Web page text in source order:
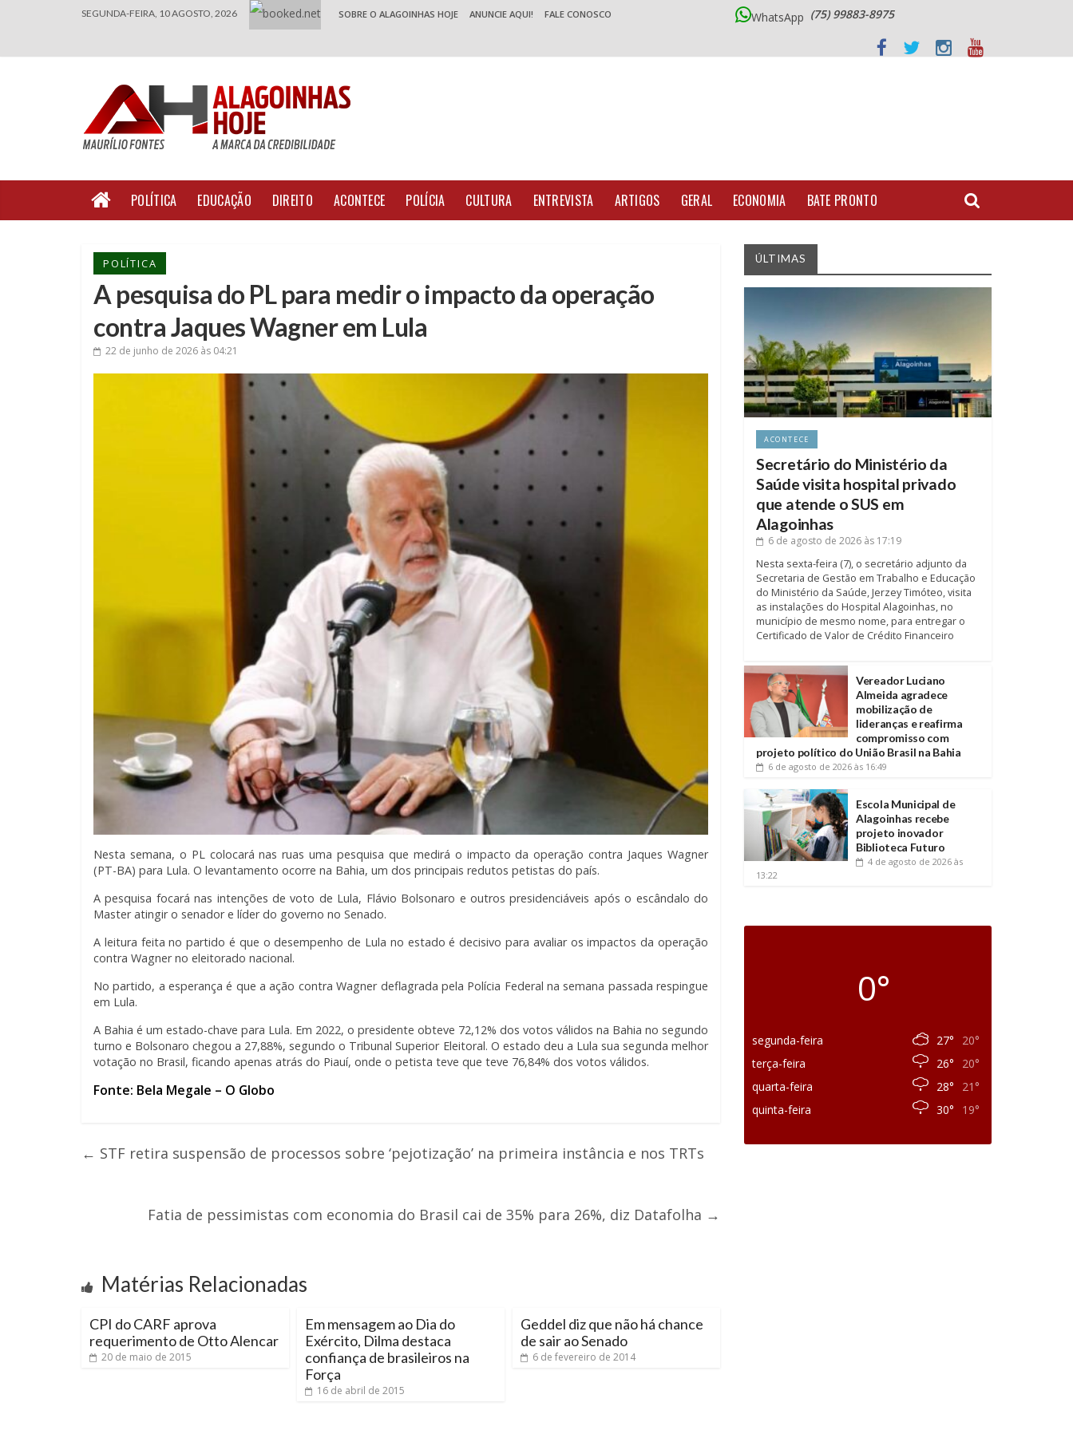
SEGUNDA-FEIRA, 10 AGOSTO, 2026 SOBRE O ALAGOINHAS HOJE ANUNCIE AQUI! FALE CONOSCO WhatsApp (75) 99883-8975
POLÍTICA EDUCAÇÃO DIREITO ACONTECE POLÍCIA CULTURA ENTREVISTA ARTIGOS GERAL ECONOMIA BATE PRONTO
POLÍTICA
A pesquisa do PL para medir o impacto da operação
contra Jaques Wagner em Lula
22 de junho de 2026 às 04:21
Nesta semana, o PL colocará nas ruas uma pesquisa que medirá o impacto da operação contra Jaques Wagner
(PT-BA) para Lula. O levantamento ocorre na Bahia, um dos principais redutos petistas do país.
A pesquisa focará nas intenções de voto de Lula, Flávio Bolsonaro e outros presidenciáveis após o escândalo do
Master atingir o senador e líder do governo no Senado.
A leitura feita no partido é que o desempenho de Lula no estado é decisivo para avaliar os impactos da operação
contra Wagner no eleitorado nacional.
No partido, a esperança é que a ação contra Wagner deflagrada pela Polícia Federal na semana passada respingue
em Lula.
A Bahia é um estado-chave para Lula. Em 2022, o presidente obteve 72,12% dos votos válidos na Bahia no segundo
turno e Bolsonaro chegou a 27,88%, segundo o Tribunal Superior Eleitoral. O estado deu a Lula sua segunda melhor
votação no Brasil, ficando apenas atrás do Piauí, onde o petista teve que teve 76,84% dos votos válidos.
Fonte: Bela Megale – O Globo
← STF retira suspensão de processos sobre ‘pejotização’ na primeira instância e nos TRTs
Fatia de pessimistas com economia do Brasil cai de 35% para 26%, diz Datafolha →
Matérias Relacionadas
CPI do CARF aprova
requerimento de Otto Alencar
20 de maio de 2015
Em mensagem ao Dia do
Exército, Dilma destaca
confiança de brasileiros na
Força
16 de abril de 2015
Geddel diz que não há chance
de sair ao Senado
6 de fevereiro de 2014
ÚLTIMAS
ACONTECE
Secretário do Ministério da
Saúde visita hospital privado
que atende o SUS em
Alagoinhas
6 de agosto de 2026 às 17:19
Nesta sexta-feira (7), o secretário adjunto da
Secretaria de Gestão em Trabalho e Educação
do Ministério da Saúde, Jerzey Timóteo, visita
as instalações do Hospital Alagoinhas, no
município de mesmo nome, para entregar o
Certificado de Valor de Crédito Financeiro
Vereador Luciano
Almeida agradece
mobilização de
lideranças e reafirma
compromisso com
projeto político do União Brasil na Bahia
6 de agosto de 2026 às 16:49
Escola Municipal de
Alagoinhas recebe
projeto inovador
Biblioteca Futuro
4 de agosto de 2026 às
13:22
0°
segunda-feira 27°
20°
terça-feira
26°
20°
quarta-feira
28°
21°
quinta-feira
30° 19°